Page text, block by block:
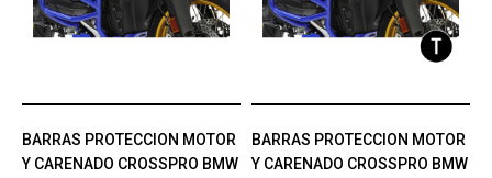
BARRAS PROTECCION MOTOR
Y CARENADO CROSSPRO BMW
BARRAS PROTECCION MOTOR
Y CARENADO CROSSPRO BMW